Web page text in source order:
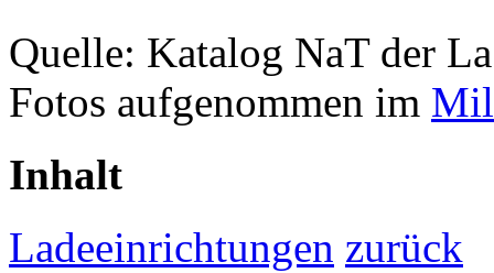
Quelle: Katalog NaT der
Fotos aufgenommen im
Inhalt
Ladeeinrichtungen zurück